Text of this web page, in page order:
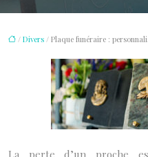
/ Divers / Plaque funéraire :
La perte d’un proche